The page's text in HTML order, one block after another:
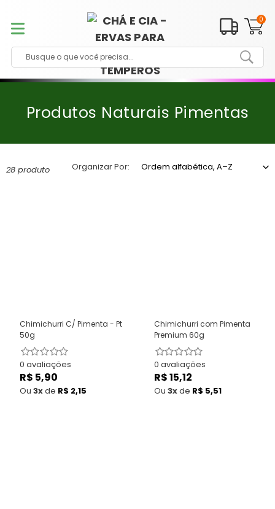
para
conteúdo
0
C
l
e
Produtos Naturais Pimentas
28 produto Organizar Por:
Chimichurri C/ Pimenta - Pt
50g
0 avaliações
Preço
normal
R$ 5,90
Ou 3xde R$ 2,15
Chimichurri com Pimenta
Premium 60g
0 avaliações
Preço
normal
R$ 15,12
Ou 3xde R$ 5,51